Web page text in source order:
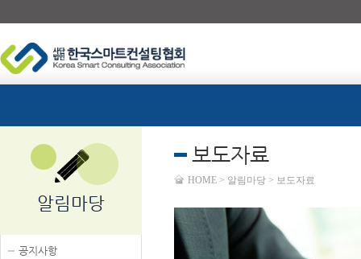
알림마당
공지사항
보도자료
HOME > 알림마당 > 보도자료